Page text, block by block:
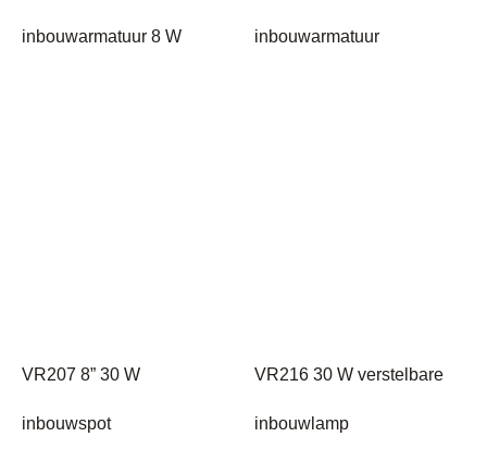
inbouwarmatuur 8 W inbouwarmatuur
VR207 8” 30 W
inbouwspot
VR216 30 W verstelbare
inbouwlamp